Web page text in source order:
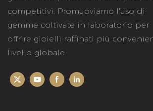
competitivi. Promuoviamo l'uso di
gemme coltivate in laboratorio per
offrire gioielli raffinati più
livello globale